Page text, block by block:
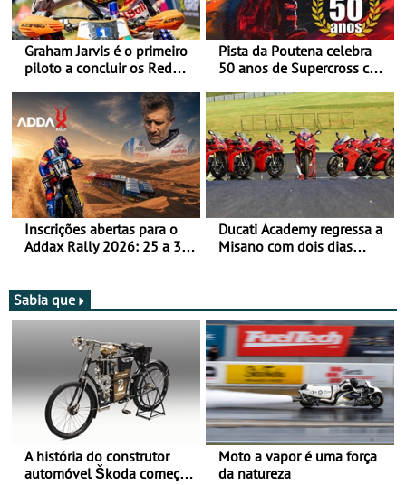
Graham Jarvis é o primeiro
piloto a concluir os Red
moto elétrica
Pista da Poutena celebra
50 anos de Supercross com
de agosto
Inscrições abertas para o
Addax Rally 2026: 25 a 30
Bianchi Prata
Ducati Academy regressa a
Misano com dois dias
Circuit
Sabia que
A história do construtor
automóvel Škoda começou
Moto a vapor é uma força
da natureza